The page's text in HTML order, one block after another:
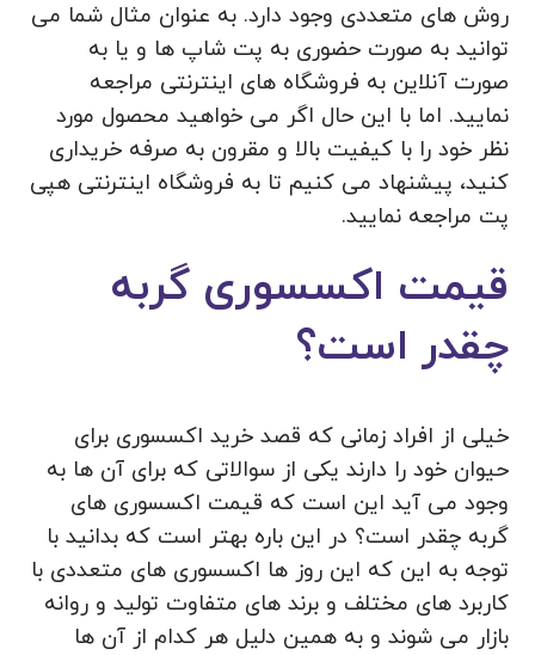
روش‌ های متعددی وجود دارد. به عنوان مثال شما می
توانید به صورت حضوری به پت شاپ ها و یا به
صورت آنلاین به فروشگاه های اینترنتی مراجعه
نمایید. اما با این حال اگر می خواهید محصول مورد
نظر خود را با کیفیت بالا و مقرون به صرفه خریداری
کنید، پیشنهاد می کنیم تا به فروشگاه اینترنتی هپی
پت مراجعه نمایید.
قیمت اکسسوری گربه
چقدر است؟
خیلی از افراد زمانی که قصد خرید اکسسوری برای
حیوان خود را دارند یکی از سوالاتی که برای آن ها به
وجود می آید این است که قیمت اکسسوری های
گربه چقدر است؟ در این باره بهتر است که بدانید با
توجه به این که این روز ها اکسسوری های متعددی با
کاربرد های مختلف و برند های متفاوت تولید و روانه
بازار می‌ شوند و به همین دلیل هر کدام از آن ها